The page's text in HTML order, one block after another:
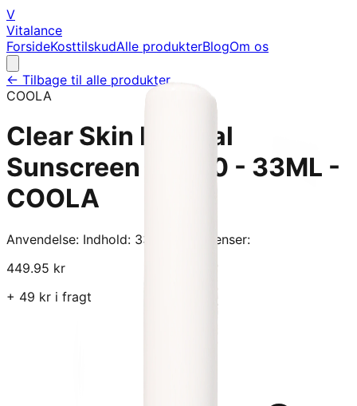
V
Vitalance
ForsideKosttilskudAlle produkterBlogOm os
← Tilbage til alle produkter
COOLA
Clear Skin Mineral
Sunscreen SPF30 - 33ML -
COOLA
Anvendelse: Indhold: 33ML Ingredienser:
449.95 kr
+ 49 kr i fragt